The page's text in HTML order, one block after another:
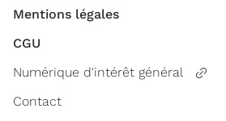
Mentions légales
CGU
Numérique d'intérêt général
Contact